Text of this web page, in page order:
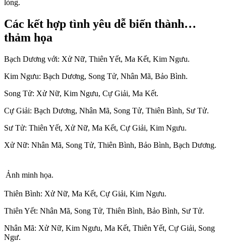
lòng.
Các kết hợp tình yêu dễ biến thành…
thảm họa
Bạch Dương với: Xử Nữ, Thiên Yết, Ma Kết, Kim Ngưu.
Kim Ngưu: Bạch Dương, Song Tử, Nhân Mã, Bảo Bình.
Song Tử: Xử Nữ, Kim Ngưu, Cự Giải, Ma Kết.
Cự Giải: Bạch Dương, Nhân Mã, Song Tử, Thiên Bình, Sư Tử.
Sư Tử: Thiên Yết, Xử Nữ, Ma Kết, Cự Giải, Kim Ngưu.
Xử Nữ: Nhân Mã, Song Tử, Thiên Bình, Bảo Bình, Bạch Dương.
Ảnh minh họa.
Thiên Bình: Xử Nữ, Ma Kết, Cự Giải, Kim Ngưu.
Thiên Yết: Nhân Mã, Song Tử, Thiên Bình, Bảo Bình, Sư Tử.
Nhân Mã: Xử Nữ, Kim Ngưu, Ma Kết, Thiên Yết, Cự Giải, Song
Ngư.